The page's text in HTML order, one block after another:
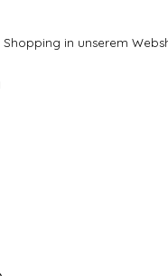
in unserem